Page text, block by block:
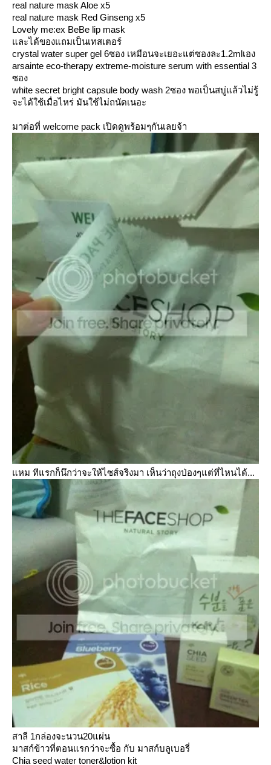
real nature mask Aloe x5
real nature mask Red Ginseng x5
Lovely me:ex BeBe lip mask
ละได้ของแถมเป็นเทสเตอร์
crystal water super gel 6ซอง เหมือนจะเยอะแต่ซองละ1.2mlเอง
arsainte eco-therapy extreme-moisture serum with essential 3
ซอง
white secret bright capsule body wash 2ซอง พอเป็นสบู่แล้วไม่รู้
จะได้ใช้เมื่อไหร่ มันใช้ไม่ถนัดเนอะ
มาต่อที่ welcome pack เปิดดูพร้อมๆกันเลยจ้า
หม ทีแรกก็นึกว่าจะให้ไซส์จริงมา เห็นว่าถุงป่องๆแต่ที่ไหนได้...
สาลี 1กล่องจะนวน20แผ่น
มาสก์ข้าวที่ตอนแรกว่าจะซื้อ กับ มาสก์บลูเบอรี่
Chia seed water toner&lotion kit